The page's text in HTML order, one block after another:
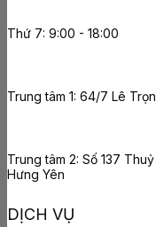
Thứ 7: 9:00 - 18:00
Trung tâm 1: 64/7 Lê
Trung tâm 2: Số 137
Hưng Yên
DỊCH VỤ